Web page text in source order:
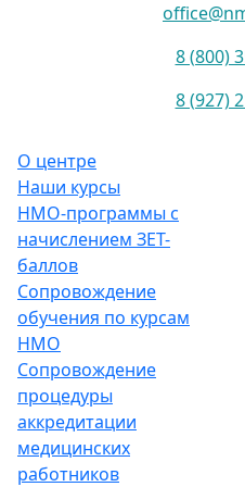
8 (800)
8 (927)
О центре
Наши курсы
НМО-программы с
начислением ЗЕТ-
баллов
Сопровождение
обучения по курсам
НМО
Сопровождение
процедуры
аккредитации
медицинских
работников